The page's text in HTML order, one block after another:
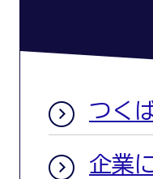
つく
企業